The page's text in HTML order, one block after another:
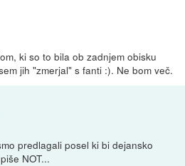
ki so to bila ob zadnjem obisku
jih "zmerjal" s fanti :). Ne bom več.
predlagali posel ki bi dejansko
NOT...